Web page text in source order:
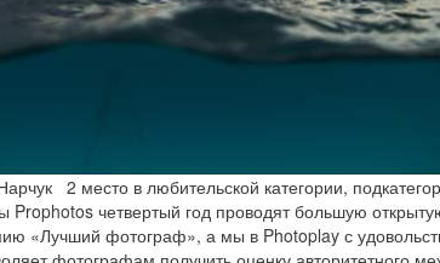
2 место в любительской категории,
Prophotos четвертый год проводят большую
«Лучший фотограф», а мы в Photoplay с